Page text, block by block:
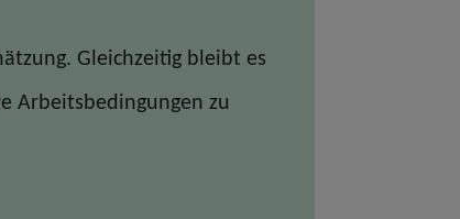
Gleichzeitig bleibt es
Arbeitsbedingungen zu